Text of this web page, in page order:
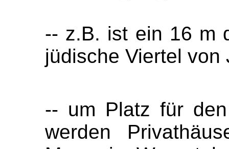
-- z.B. ist ein 16 m
jüdische Viertel
-- um Platz für
werden